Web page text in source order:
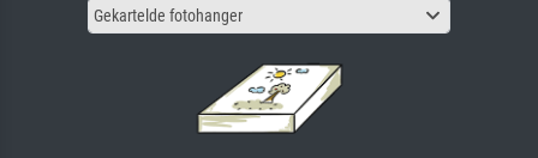
Gekartelde fotohanger